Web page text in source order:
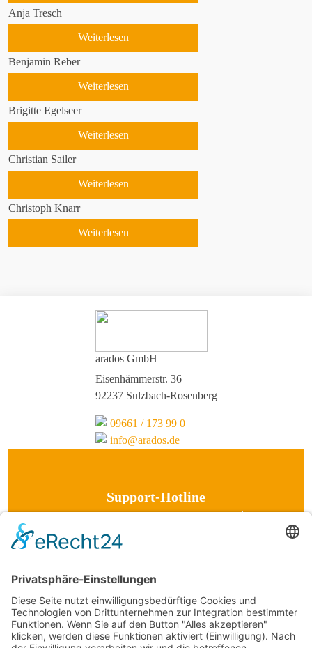
Anja Tresch
Weiterlesen
Benjamin Reber
Weiterlesen
Brigitte Egelseer
Weiterlesen
Christian Sailer
Weiterlesen
Christoph Knarr
Weiterlesen
arados GmbH
Eisenhämmerstr. 36
92237 Sulzbach-Rosenberg
09661 / 173 99 0
info@arados.de
Support-Hotline
09661 / 173 99 90
arados hilft.